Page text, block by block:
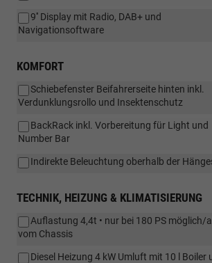
9'' Display mit Radio, DAB+ und
Navigationsoftware
KOMFORT
Schiebefenster Beifahrerseite hinten inkl.
Verdunklungsrollo und Insektenschutz
BackRack inkl. Vorbereitung für Light und
Number Bar
Indirekte Beleuchtung oberhalb der
TECHNIK, HEIZUNG & KLIMATISIERUNG
Auflastung 4,4t • nur bei 180 PS möglich/
vom Chassis
Diesel Heizung 4 kW Umluft mit 10 l Boiler